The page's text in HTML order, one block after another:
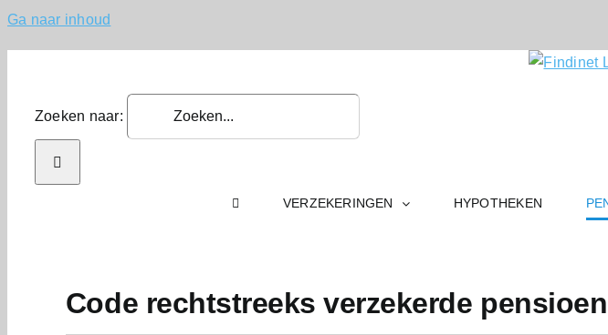
Ga naar inhoud
Zoeken naar:
VERZEKERINGEN HYPOTHEKEN
Code rechtstreeks verzekerde